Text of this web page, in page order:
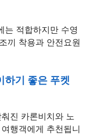
는 적합하지만 수영
끼 착용과 안전요원
하기 좋은 푸켓
진 카론비치와 노
행객에게 추천됩니